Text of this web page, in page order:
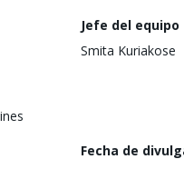
Jefe del equipo
Smita Kuriakose
Fecha de